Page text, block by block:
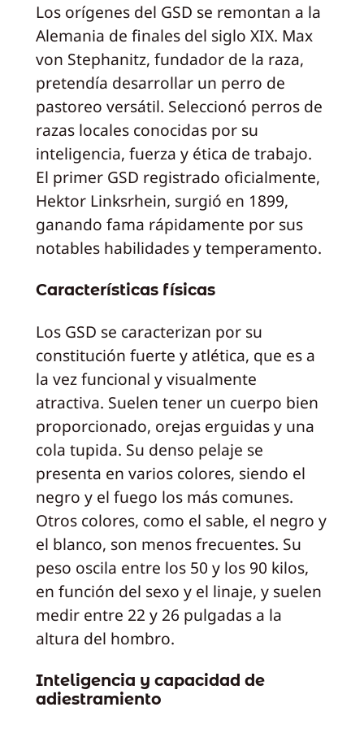
Los orígenes del GSD se remontan a la
Alemania de finales del siglo XIX. Max
von Stephanitz, fundador de la raza,
pretendía desarrollar un perro de
pastoreo versátil. Seleccionó perros de
razas locales conocidas por su
inteligencia, fuerza y ética de trabajo.
El primer GSD registrado oficialmente,
Hektor Linksrhein, surgió en 1899,
ganando fama rápidamente por sus
notables habilidades y temperamento.
Características físicas
Los GSD se caracterizan por su
constitución fuerte y atlética, que es a
la vez funcional y visualmente
atractiva. Suelen tener un cuerpo bien
proporcionado, orejas erguidas y una
cola tupida. Su denso pelaje se
presenta en varios colores, siendo el
negro y el fuego los más comunes.
Otros colores, como el sable, el negro y
el blanco, son menos frecuentes. Su
peso oscila entre los 50 y los 90 kilos,
en función del sexo y el linaje, y suelen
medir entre 22 y 26 pulgadas a la
altura del hombro.
Inteligencia y capacidad de
adiestramiento